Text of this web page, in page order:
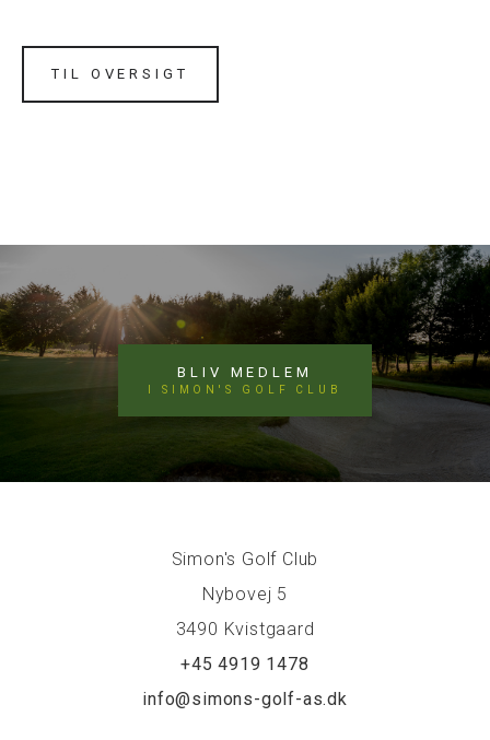
TIL OVERSIGT
BLIV MEDLEM
I SIMON'S GOLF CLUB
Simon's Golf Club
Nybovej 5
3490 Kvistgaard
+45 4919 1478
info@simons-golf-as.dk